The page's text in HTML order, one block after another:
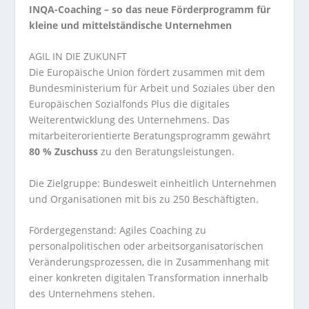
INQA-Coaching – so das neue Förderprogramm für
kleine und mittelständische Unternehmen
AGIL IN DIE ZUKUNFT
Die Europäische Union fördert zusammen mit dem
Bundesministerium für Arbeit und Soziales über den
Europäischen Sozialfonds Plus die digitales
Weiterentwicklung des Unternehmens. Das
mitarbeiterorientierte Beratungsprogramm gewährt
80 % Zuschuss zu den Beratungsleistungen.
Die Zielgruppe: Bundesweit einheitlich Unternehmen
und Organisationen mit bis zu 250 Beschäftigten.
Fördergegenstand: Agiles Coaching zu
personalpolitischen oder arbeitsorganisatorischen
Veränderungsprozessen, die in Zusammenhang mit
einer konkreten digitalen Transformation innerhalb
des Unternehmens stehen.